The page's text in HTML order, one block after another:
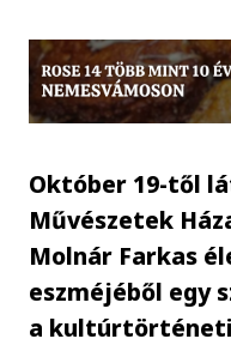
Október 19-től
Művészetek
Molnár Farkas
eszméjéből egy
a